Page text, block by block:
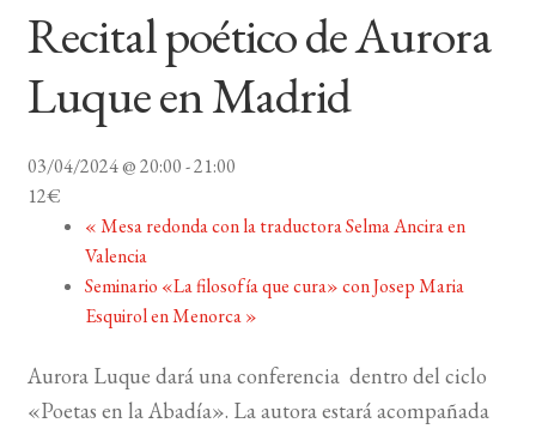
hijo
el
PODCAST
LA EDITORIAL
FOREIGN RIGHTS
CONTACTO
MI CUENTA
LISTA DE LIBROS
Recital poético de Aurora
Luque en Madrid
03/04/2024 @ 20:00-21:00
12€
«Mesa redonda con la traductora Selma Ancira en
Valencia
Seminario «La filosofía que cura» con Josep Maria
Esquirol en Menorca»
Aurora Luque dará una conferencia dentro del ciclo
«Poetas en la Abadía». La autora estará acompañada